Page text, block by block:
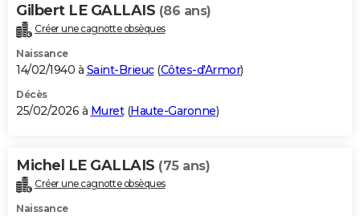
Carte de Noël
Carte Bonne année
Carte Saint-Valentin
Carte Pâques
Carte d'anniversaire
DICTIONNAIRE
Dictionnaire
Biographies
Citations
Expressions
Proverbes
PROGRAMME TV
S'inscrire
Se connecter
Lycées
Collèges
Primaires
Universités
Entreprises
Service militaire
Avis de recherche
AVIS DE DÉCÈS
Bricolage
Lifestyle
Culture
Sport
Auto
Television
Voyage
Cinema
Gilbert LE GALLAIS (86 ans)
Créer une cagnotte obsèques
Naissance
14/02/1940 à Saint-Brieuc(Côtes-d'Armor)
Décès
25/02/2026 à Muret(Haute-Garonne)
Michel LE GALLAIS (75 ans)
Créer une cagnotte obsèques
Naissance